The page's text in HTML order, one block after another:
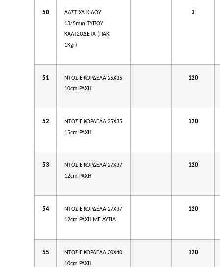
50
ΛΑΣΤΙΧΑ ΚΙΛΟΥ
13/5mm ΤΥΠΟΥ
ΚΑΛΤΣΟΔΕΤΑ (ΠΑΚ.
1Kgr)
3
51
ΝΤΟΣΙΕ ΚΟΡΔΕΛΑ 25Χ35
10cm ΡΑΧΗ
120
52
ΝΤΟΣΙΕ ΚΟΡΔΕΛΑ 25Χ35
15cm ΡΑΧΗ
120
53
ΝΤΟΣΙΕ ΚΟΡΔΕΛΑ 27Χ37
12cm ΡΑΧΗ
120
54
ΝΤΟΣΙΕ ΚΟΡΔΕΛΑ 27Χ37
12cm ΡΑΧΗ ΜΕ ΑΥΤΙΑ
120
55
ΝΤΟΣΙΕ ΚΟΡΔΕΛΑ 30Χ40
10cm ΡΑΧΗ
120